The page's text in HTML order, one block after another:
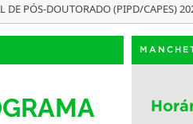
DE PÓS-DOUTORADO (PIPD/CAPES)